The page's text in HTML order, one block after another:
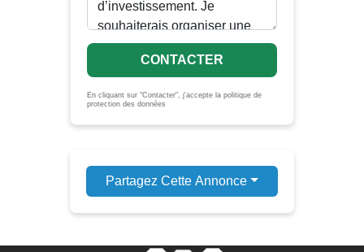
CONTACTER
En cliquant sur "Contacter", j'accepte la politique de
protection des données
Partagez Cette Annonce